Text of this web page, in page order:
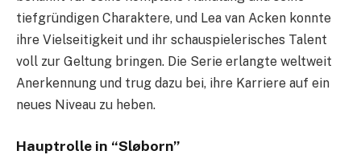
tiefgründigen Charaktere, und Lea van Acken konnte
ihre Vielseitigkeit und ihr schauspielerisches Talent
voll zur Geltung bringen. Die Serie erlangte weltweit
Anerkennung und trug dazu bei, ihre Karriere auf ein
neues Niveau zu heben.
Hauptrolle in “Sløborn”